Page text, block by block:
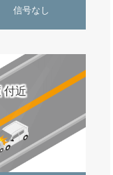
信号なし
付近